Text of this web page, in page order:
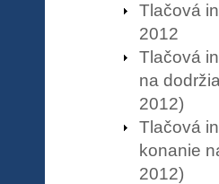
Tlačová
2012
Tlačová
na
2012)
Tlačová
konanie
2012)